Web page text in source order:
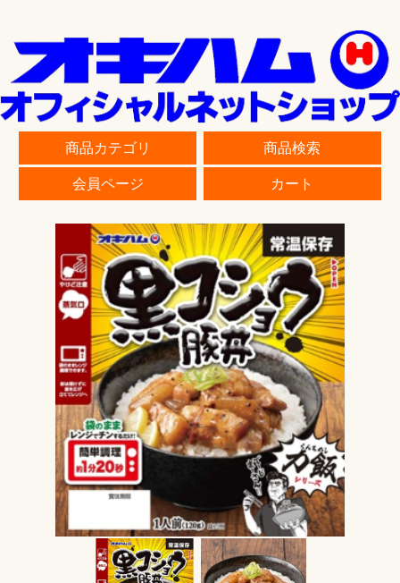
商品カテゴリ 商品検索
会員ページ カート